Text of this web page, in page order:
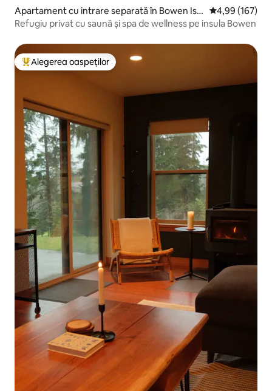
Apartament cu intrare separată în Bowen Isla
nd
Scor mediu de
4,99 (167)
Refugiu privat cu saună și spa de wellness pe insula Bowen
Locuință din topul categoriei Alegerea oaspeților
Alegerea oaspeților